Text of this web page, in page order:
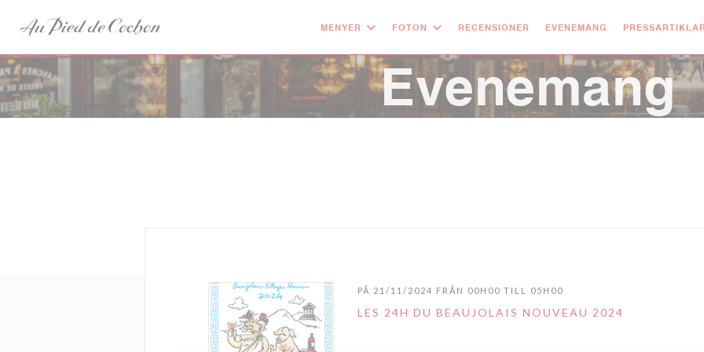
MENYER FOTON RECENSIONER EVENEMANG
Evenemang
PÅ 21/11/2024 FRÅN 00H00 TILL 05H00
LES 24H DU BEAUJOLAIS NOUVEAU 2024